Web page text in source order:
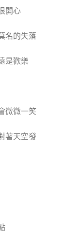
開心
名的失落
是歡樂
微微一笑
著天空發